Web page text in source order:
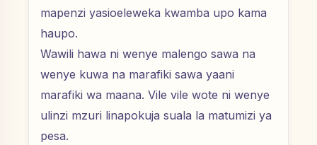
mapenzi yasioeleweka kwamba upo kama
haupo.
Wawili hawa ni wenye malengo sawa na
wenye kuwa na marafiki sawa yaani
marafiki wa maana. Vile vile wote ni wenye
ulinzi mzuri linapokuja suala la matumizi ya
pesa.